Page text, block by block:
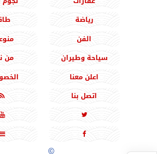
رياضة
الفن
سياحة وطيران
من
اعلن معنا
اتصل بنا




